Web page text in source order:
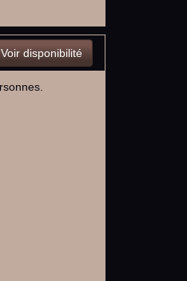
Voir disponibilité